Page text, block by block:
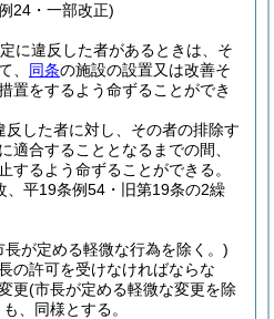
24・一部改正)
に違反した者があるときは、そ
、 同条の施設の設置又は改善そ
置をするよう命ずることができ
反した者に対し、その者の排除す
適合することとなるまでの間、
するよう命ずることができる。
、平19条例54・旧第19条の2繰
長が定める軽微な行為を除く。)
の許可を受けなければならな
更(市長が定める軽微な変更を除
、同様とする。